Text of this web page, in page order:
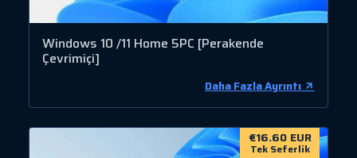
Windows 10 /11 Home 5PC [Perakende
Çevrimiçi]
Daha Fazla Ayrıntı
€16.60 EUR
Tek Seferlik